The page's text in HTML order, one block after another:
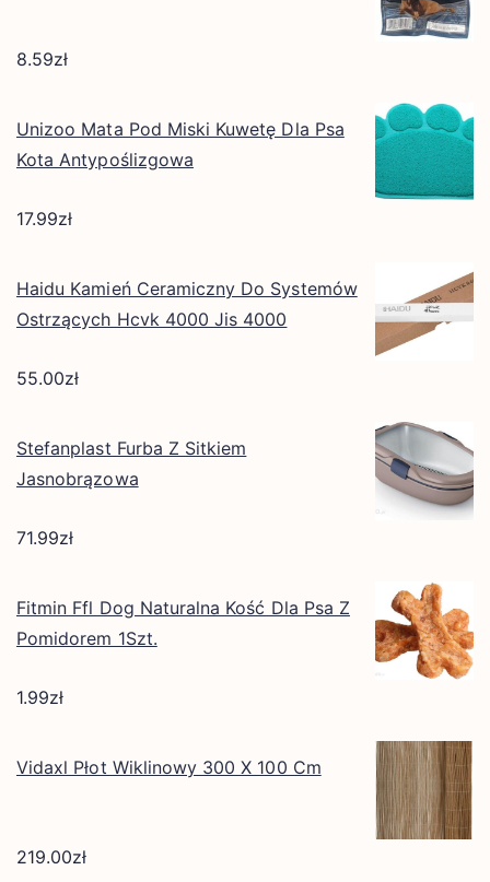
8.59zł
Unizoo Mata Pod Miski Kuwetę Dla Psa
Kota Antypoślizgowa
17.99zł
Haidu Kamień Ceramiczny Do Systemów
Ostrzących Hcvk 4000 Jis 4000
55.00zł
Stefanplast Furba Z Sitkiem
Jasnobrązowa
71.99zł
Fitmin Ffl Dog Naturalna Kość Dla Psa Z
Pomidorem 1Szt.
1.99zł
Vidaxl Płot Wiklinowy 300 X 100 Cm
219.00zł